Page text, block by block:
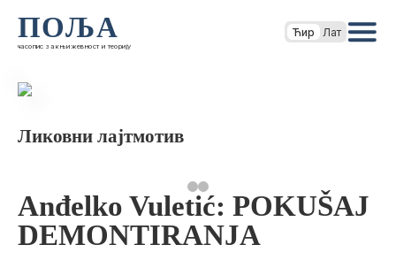
ПОЉА
часопис за књижевност и теорију
Ћир Лат
Ликовни лајтмотив
Anđelko Vuletić: POKUŠAJ
DEMONTIRANJA